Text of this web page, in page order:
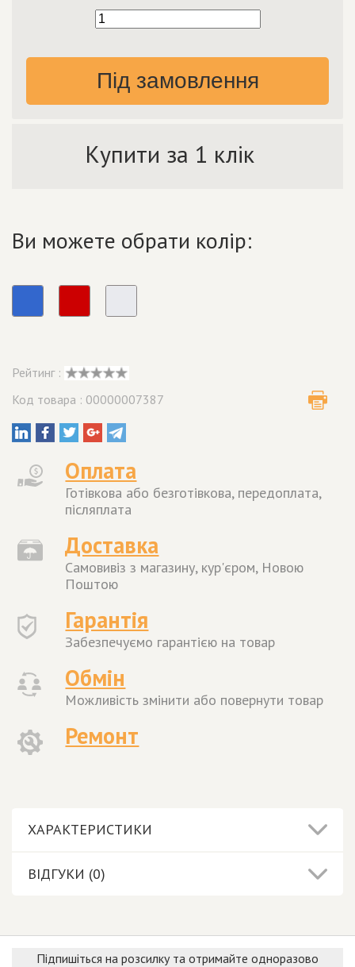
Під замовлення
Купити за 1 клік
Ви можете обрати колір:
Рейтинг :
Код товара : 00000007387
Оплата
Готівкова або безготівкова, передоплата,
післяплата
Доставка
Самовивіз з магазину, кур'єром, Новою
Поштою
Гарантія
Забезпечуємо гарантією на товар
Обмін
Можливість змінити або повернути товар
Ремонт
ХАРАКТЕРИСТИКИ
ВІДГУКИ (0)
Підпишіться на розсилку та отримайте одноразово